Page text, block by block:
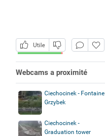
Utile
Webcams a proximité
Ciechocinek - Fontaine
Grzybek
Ciechocinek -
Graduation tower